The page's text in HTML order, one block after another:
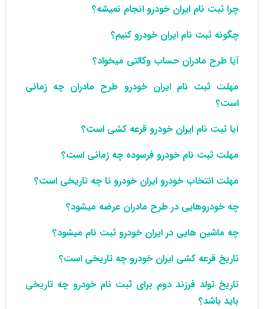
چرا ثبت نام ایران خودرو انجام نمیشه؟
چگونه ثبت نام ایران خودرو کنیم؟
آیا طرح مادران حساب وکالتی میخواد؟
مهلت ثبت نام ایران خودرو طرح مادران چه زمانی
است؟
آیا ثبت نام ایران خودرو قرعه کشی است؟
مهلت ثبت نام خودرو فرسوده چه زمانی است؟
مهلت انتخاب خودرو ایران خودرو تا چه تاریخی است؟
چه خودروهایی در طرح مادران عرضه میشود؟
چه ماشین هایی در ایران خودرو ثبت نام میشود؟
تاریخ قرعه کشی ایران خودرو چه تاریخی است؟
تاریخ تولد فرزند دوم برای ثبت نام خودرو چه تاریخی
باید باشد؟